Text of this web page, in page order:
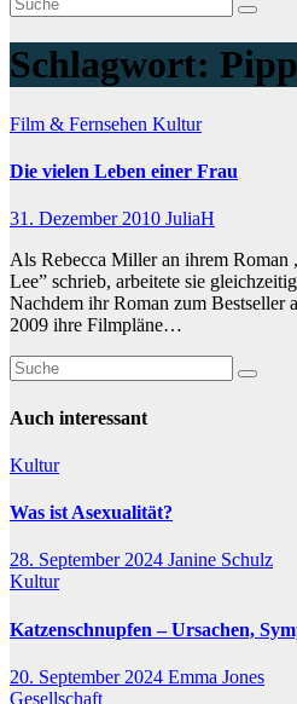
Schlagwort:
Film & Fernsehen Kultur
Die vielen Leben einer Frau
31. Dezember 2010 JuliaH
Als Rebecca Miller an ihrem Roman
Lee” schrieb, arbeitete sie
Nachdem ihr Roman zum
2009 ihre Filmpläne…
Auch interessant
Kultur
Was ist Asexualität?
28. September 2024 Janine Schulz
Kultur
Katzenschnupfen – Ursachen,
20. September 2024 Emma Jones
Gesellschaft